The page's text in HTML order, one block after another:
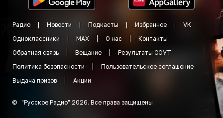
Радио Новости Подкасты Избранное
VK
Одноклассники
MAX О нас
Контакты
Обратная связь
Вещание
Результаты СОУТ
Политика безопасности
Пользовательское соглашение
Выдача призов
Акции
© "Русское Радио" 2026. Все права защищены